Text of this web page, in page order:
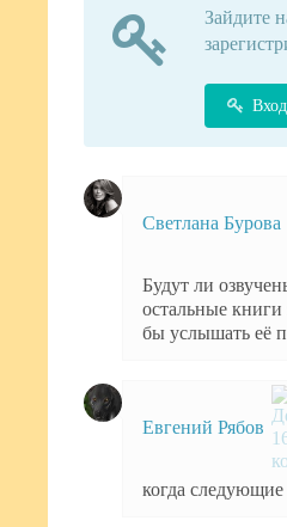
Зайдите
Светлана Бурова
Будут ли
остальные книги
бы услышать её
Евгений Рябов
когда следующие